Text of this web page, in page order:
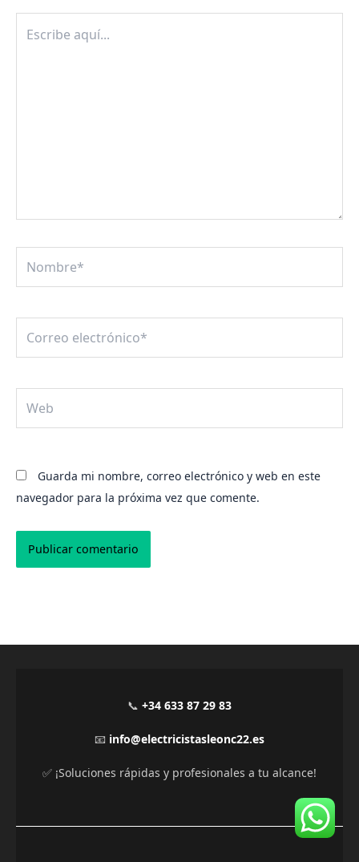
aquí...
electrónico*
Guarda mi nombre, correo electrónico y web en este
navegador para la próxima vez que comente.
📞 +34 633 87 29 83
📧 info@electricistasleonc22.es
✅ ¡Soluciones rápidas y profesionales a tu alcance!